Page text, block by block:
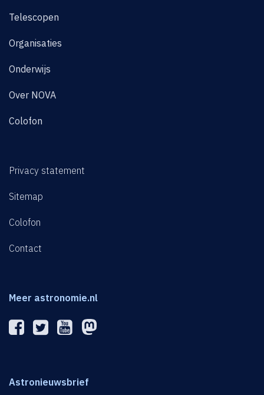
Telescopen
Organisaties
Onderwijs
Over NOVA
Colofon
Privacy statement
Sitemap
Colofon
Contact
Meer astronomie.nl
Astronieuwsbrief